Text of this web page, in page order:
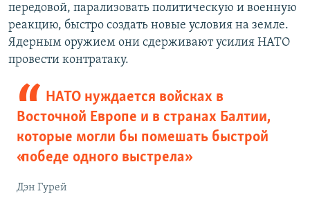
передовой, парализовать политическую и военную
реакцию, быстро создать новые условия на земле.
Ядерным оружием они сдерживают усилия НАТО
провести контратаку.
НАТО нуждается войсках в
Восточной Европе и в странах Балтии,
которые могли бы помешать быстрой
«победе одного выстрела»
Дэн Гурей